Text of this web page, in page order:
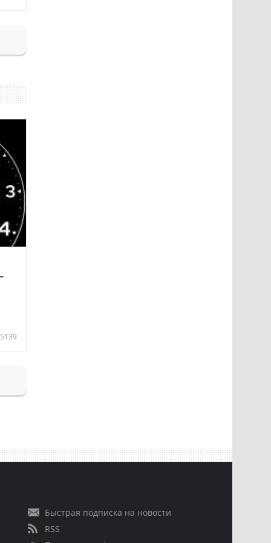
5139
Быстрая подписка на новости
RSS